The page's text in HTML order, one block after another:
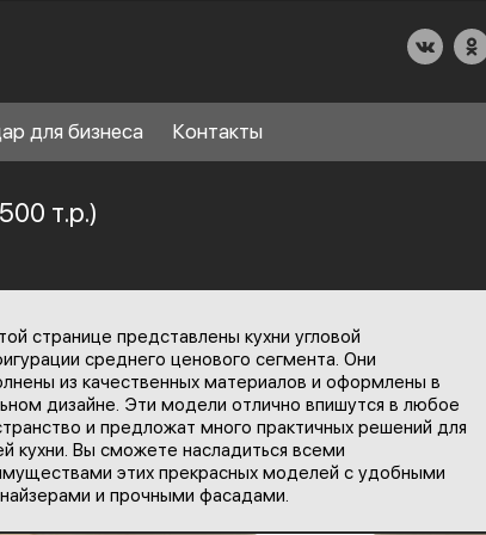
НАШИ УСЛУГИ
СПРАВОЧНЫЙ РАЗДЕЛ
ПАРТНЕРЫ
для бизнеса Контакты
т.р.)
странице представлены кухни угловой
среднего ценового сегмента. Они
из качественных материалов и оформлены в
дизайне. Эти модели отлично впишутся в любое
и предложат много практичных решений для
кухни. Вы сможете насладиться всеми
этих прекрасных моделей с удобными
и прочными фасадами.